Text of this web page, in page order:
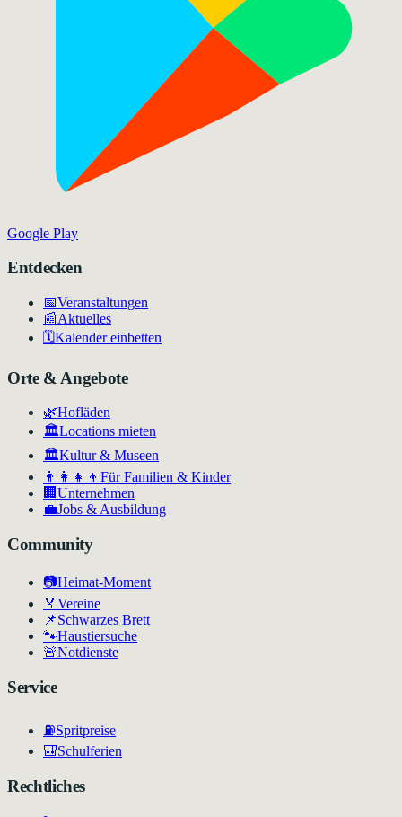
Google Play
Entdecken
📅Veranstaltungen
📰Aktuelles
🗓️Kalender einbetten
Orte & Angebote
🌿Hofläden
🏛️Locations mieten
🏛Kultur & Museen
👨‍👩‍👧‍👦 Für Familien & Kinder
🏢 Unternehmen
💼Jobs & Ausbildung
Community
📷Heimat-Moment
🏅 Vereine
📌Schwarzes Brett
🐾Haustiersuche
🚨Notdienste
Service
⛽Spritpreise
🎒Schulferien
Rechtliches